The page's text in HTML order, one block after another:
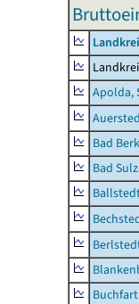
Apolda,
Bad
Bad
Buchfart